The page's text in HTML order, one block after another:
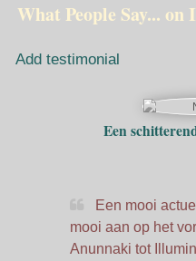
What People Say...
Add testimonial
Een
Een mooi
mooi aan op het
Anunnaki tot